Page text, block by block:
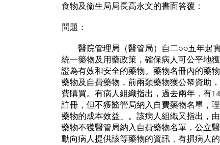
食物及衞生局局長高永文的書面答覆：
問題：
醫院管理局（醫管局）自二○○五年起
統一藥物及用藥政策，確保病人可公平地
證為有效和安全的藥物。藥物名冊內的藥
藥物及自費藥物，前兩類藥物獲公帑資助
費購買。有病人組織指出，過去兩年，有
註冊，但不獲醫管局納入自費藥物名單，
藥物的成本效益」。該病人組織又指出，
藥物不獲醫管局納入自費藥物名單，公立
動向病人提供該等藥物的資訊，有損病人